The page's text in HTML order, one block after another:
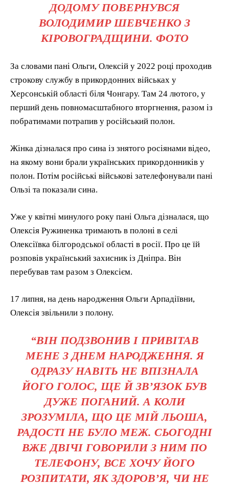
ДОДОМУ ПОВЕРНУВСЯ
ВОЛОДИМИР ШЕВЧЕНКО З
КІРОВОГРАДЩИНИ. ФОТО
За словами пані Ольги, Олексій у 2022 році проходив
строкову службу в прикордонних військах у
Херсонській області біля Чонгару. Там 24 лютого, у
перший день повномасштабного вторгнення, разом із
побратимами потрапив у російський полон.
Жінка дізналася про сина із знятого росіянами відео,
на якому вони брали українських прикордонників у
полон. Потім російські військові зателефонували пані
Ользі та показали сина.
Уже у квітні минулого року пані Ольга дізналася, що
Олексія Ружиненка тримають в полоні в селі
Олексіївка білгородської області в росії. Про це їй
розповів український захисник із Дніпра. Він
перебував там разом з Олексієм.
17 липня, на день народження Ольги Арпадіївни,
Олексія звільнили з полону.
“ВІН ПОДЗВОНИВ І ПРИВІТАВ
МЕНЕ З ДНЕМ НАРОДЖЕННЯ. Я
ОДРАЗУ НАВІТЬ НЕ ВПІЗНАЛА
ЙОГО ГОЛОС, ЩЕ Й ЗВ’ЯЗОК БУВ
ДУЖЕ ПОГАНИЙ. А КОЛИ
ЗРОЗУМІЛА, ЩО ЦЕ МІЙ ЛЬОША,
РАДОСТІ НЕ БУЛО МЕЖ. СЬОГОДНІ
ВЖЕ ДВІЧІ ГОВОРИЛИ З НИМ ПО
ТЕЛЕФОНУ, ВСЕ ХОЧУ ЙОГО
РОЗПИТАТИ, ЯК ЗДОРОВ’Я, ЧИ НЕ